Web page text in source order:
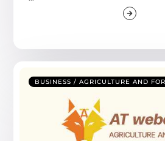
BUSINESS / AGRICULTURE AND